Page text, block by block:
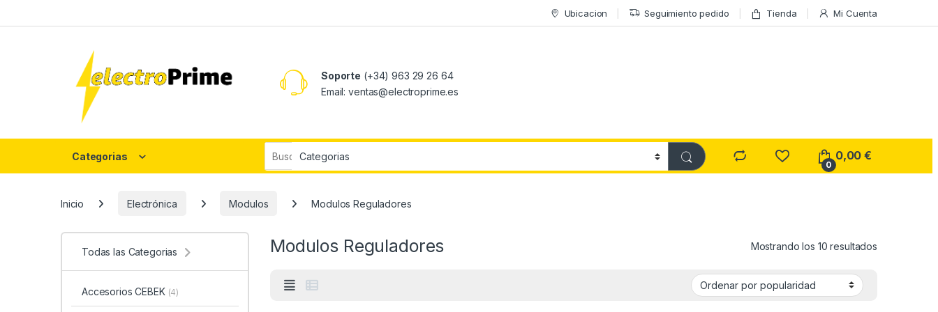
Ubicacion Seguimiento pedido Tienda Mi Cuenta
Soporte (+34) 963 29 26 64
Email: ventas@electroprime.es
Categorias
Search for:
0
0,00€
Inicio Electrónica Modulos Modulos Reguladores
Modulos Reguladores Mostrando los 10 resultados
Todas las Categorias
Accesorios CEBEK (4)